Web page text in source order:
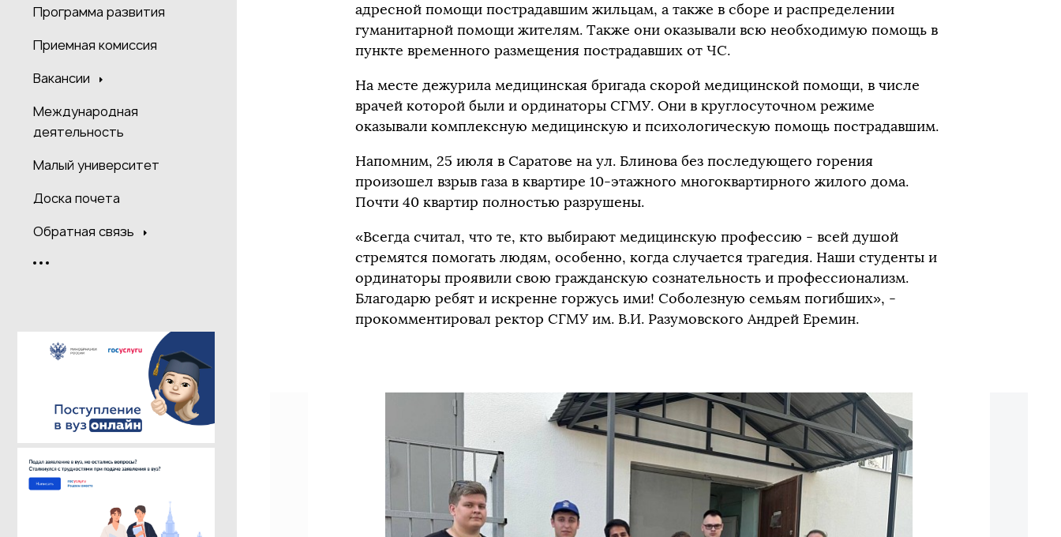
Программа развития
Приемная комиссия
Вакансии
Международная
деятельность
Малый университет
Доска почета
Обратная связь
адресной помощи пострадавшим жильцам, а также в сборе и распределении
гуманитарной помощи жителям. Также они оказывали всю необходимую помощь в
пункте временного размещения пострадавших от ЧС.
На месте дежурила медицинская бригада скорой медицинской помощи, в числе
врачей которой были и ординаторы СГМУ. Они в круглосуточном режиме
оказывали комплексную медицинскую и психологическую помощь пострадавшим.
Напомним, 25 июля в Саратове на ул. Блинова без последующего горения
произошел взрыв газа в квартире 10-этажного многоквартирного жилого дома.
Почти 40 квартир полностью разрушены.
«Всегда считал, что те, кто выбирают медицинскую профессию - всей душой
стремятся помогать людям, особенно, когда случается трагедия. Наши студенты и
ординаторы проявили свою гражданскую сознательность и профессионализм.
Благодарю ребят и искренне горжусь ими! Соболезную семьям погибших», -
прокомментировал ректор СГМУ им. В.И. Разумовского Андрей Еремин.